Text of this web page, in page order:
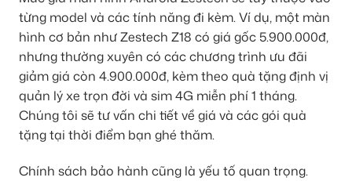
từng model và các tính năng đi kèm. Ví dụ, một màn
hình cơ bản như Zestech Z18 có giá gốc 5.900.000đ,
nhưng thường xuyên có các chương trình ưu đãi
giảm giá còn 4.900.000đ, kèm theo quà tặng định vị
quản lý xe trọn đời và sim 4G miễn phí 1 tháng.
Chúng tôi sẽ tư vấn chi tiết về giá và các gói quà
tặng tại thời điểm bạn ghé thăm.
Chính sách bảo hành cũng là yếu tố quan trọng.